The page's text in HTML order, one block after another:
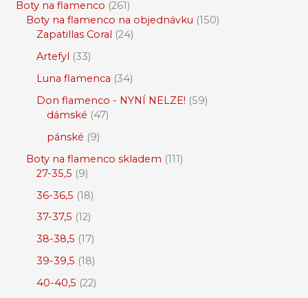
Boty na flamenco 261
Boty na flamenco na objednávku 150
Zapatillas Coral 24
Artefyl 33
Luna flamenca 34
Don flamenco - NYNÍ NELZE! 59
dámské 47
pánské 9
Boty na flamenco skladem 111
27-35,5 9
36-36,5 18
37-37,5 12
38-38,5 17
39-39,5 18
40-40,5 22